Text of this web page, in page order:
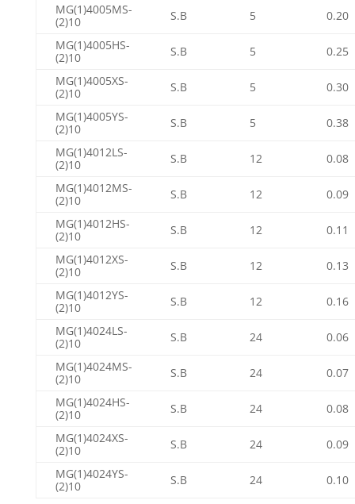
MG(1)4005MS-
(2)10
S.B 5
0.20
MG(1)4005HS-
(2)10
S.B 5
0.25
MG(1)4005XS-
(2)10
S.B 5
0.30
MG(1)4005YS-
(2)10
S.B 5
0.38
MG(1)4012LS-
(2)10
S.B 12
0.08
MG(1)4012MS-
(2)10
S.B 12
0.09
MG(1)4012HS-
(2)10
S.B 12
0.11
MG(1)4012XS-
(2)10
S.B 12
0.13
MG(1)4012YS-
(2)10
S.B 12
0.16
MG(1)4024LS-
(2)10
S.B 24
0.06
MG(1)4024MS-
(2)10
S.B 24
0.07
MG(1)4024HS-
(2)10
S.B 24
0.08
MG(1)4024XS-
(2)10
S.B 24
0.09
MG(1)4024YS-
(2)10
S.B 24 0.10